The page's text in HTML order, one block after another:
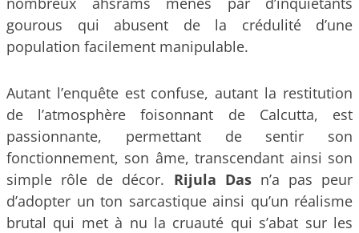
gourous qui abusent de la crédulité d’une
population facilement manipulable.
Autant l’enquête est confuse, autant la restitution
de l’atmosphère foisonnant de Calcutta, est
passionnante, permettant de sentir son
fonctionnement, son âme, transcendant ainsi son
simple rôle de décor. Rijula Dasn’a pas peur
d’adopter un ton sarcastique ainsi qu’un réalisme
brutal qui met à nu la cruauté qui s’abat sur les